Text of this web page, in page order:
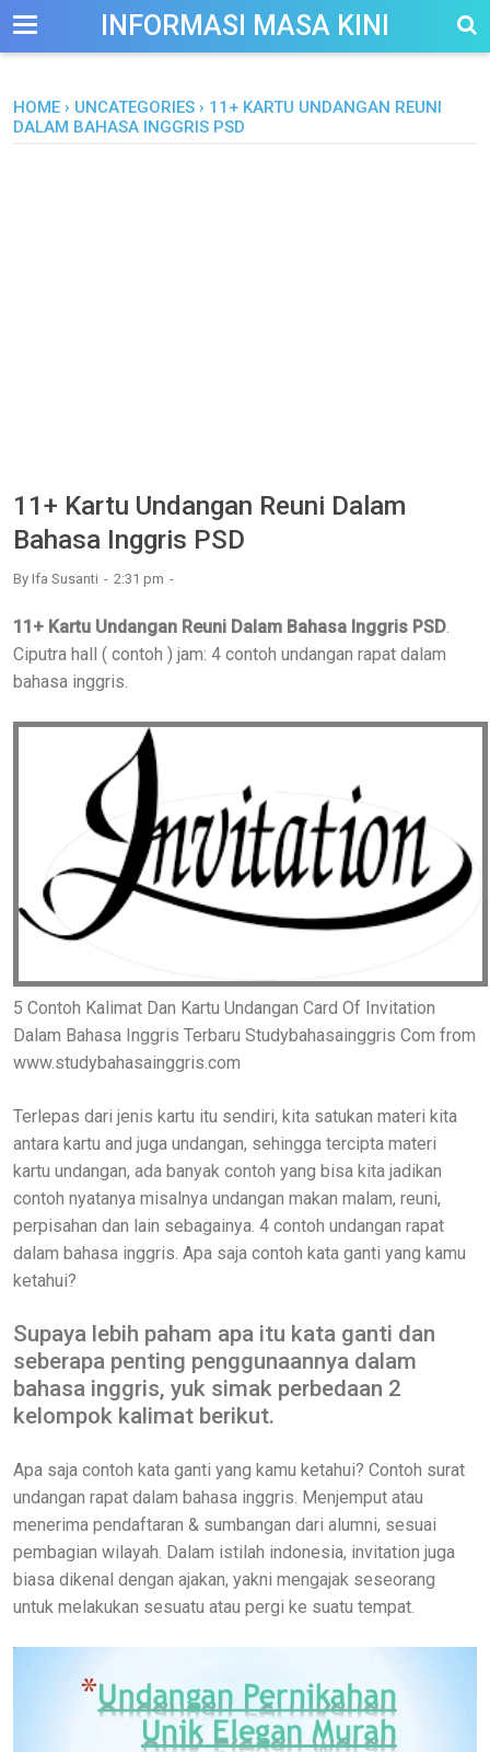
--> INFORMASI MASA KINI
HOME › UNCATEGORIES › 11+ KARTU UNDANGAN REUNI
DALAM BAHASA INGGRIS PSD
11+ Kartu Undangan Reuni Dalam
Bahasa Inggris PSD
By Ifa Susanti 2:31 pm
11+ Kartu Undangan Reuni Dalam Bahasa Inggris PSD.
Ciputra hall ( contoh ) jam: 4 contoh undangan rapat dalam
bahasa inggris.
5 Contoh Kalimat Dan Kartu Undangan Card Of Invitation
Dalam Bahasa Inggris Terbaru Studybahasainggris Com from
www.studybahasainggris.com
Terlepas dari jenis kartu itu sendiri, kita satukan materi kita
antara kartu and juga undangan, sehingga tercipta materi
kartu undangan, ada banyak contoh yang bisa kita jadikan
contoh nyatanya misalnya undangan makan malam, reuni,
perpisahan dan lain sebagainya. 4 contoh undangan rapat
dalam bahasa inggris. Apa saja contoh kata ganti yang kamu
ketahui?
Supaya lebih paham apa itu kata ganti dan
seberapa penting penggunaannya dalam
bahasa inggris, yuk simak perbedaan 2
kelompok kalimat berikut.
Apa saja contoh kata ganti yang kamu ketahui? Contoh surat
undangan rapat dalam bahasa inggris. Menjemput atau
menerima pendaftaran & sumbangan dari alumni, sesuai
pembagian wilayah. Dalam istilah indonesia, invitation juga
biasa dikenal dengan ajakan, yakni mengajak seseorang
untuk melakukan sesuatu atau pergi ke suatu tempat.